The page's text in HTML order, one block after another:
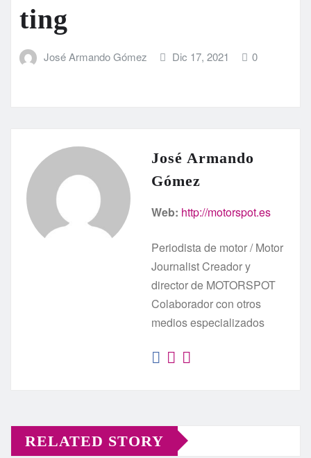
ting
José Armando Gómez Dic 17, 2021 0
José Armando
Gómez
Web: http://motorspot.es
Periodista de motor / Motor
Journalist Creador y
director de MOTORSPOT
Colaborador con otros
medios especializados
RELATED STORY